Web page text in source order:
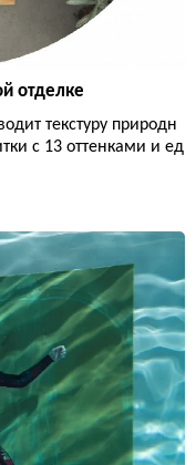
отделке
текстуру природн
с 13 оттенками и ед